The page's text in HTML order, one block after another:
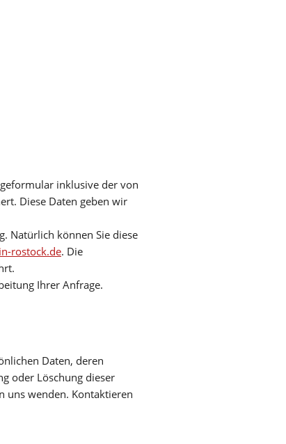
inklusive der von
Diese Daten geben wir
Natürlich können Sie diese
rostock.de. Die
Ihrer Anfrage.
Daten, deren
oder Löschung dieser
uns wenden. Kontaktieren